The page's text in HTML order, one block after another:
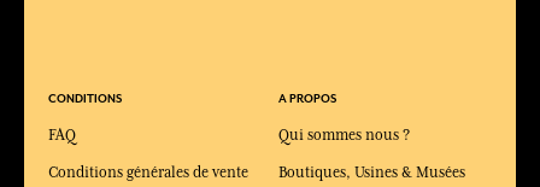
CONDITIONS
FAQ
Conditions générales de vente
A PROPOS
Qui sommes nous ?
Boutiques, Usines & Musées